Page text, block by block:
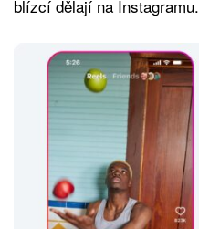
blízcí dělají na Instagramu.